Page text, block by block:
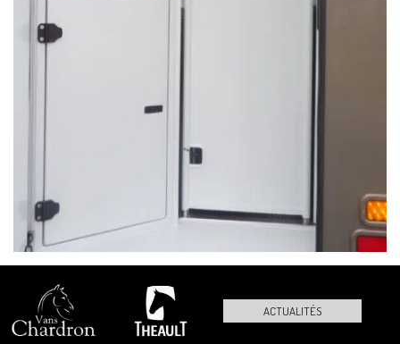
ACTUALITÉS